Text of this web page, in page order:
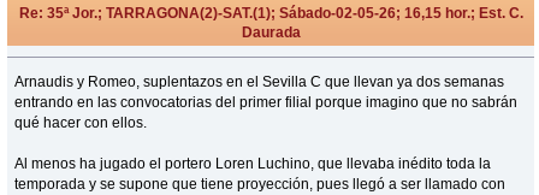
Re: 35ª Jor.; TARRAGONA(2)-SAT.(1); Sábado-02-05-26; 16,15 hor.; Est. C.
Daurada
Arnaudis y Romeo, suplentazos en el Sevilla C que llevan ya dos semanas
entrando en las convocatorias del primer filial porque imagino que no sabrán
qué hacer con ellos.
Al menos ha jugado el portero Loren Luchino, que llevaba inédito toda la
temporada y se supone que tiene proyección, pues llegó a ser llamado con